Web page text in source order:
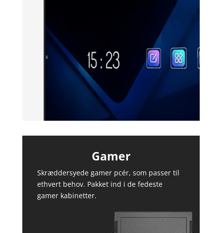
Gamer
Skræddersyede gamer pcér, som passer til
ethvert behov. Pakket ind i de fedeste
gamer kabinetter.